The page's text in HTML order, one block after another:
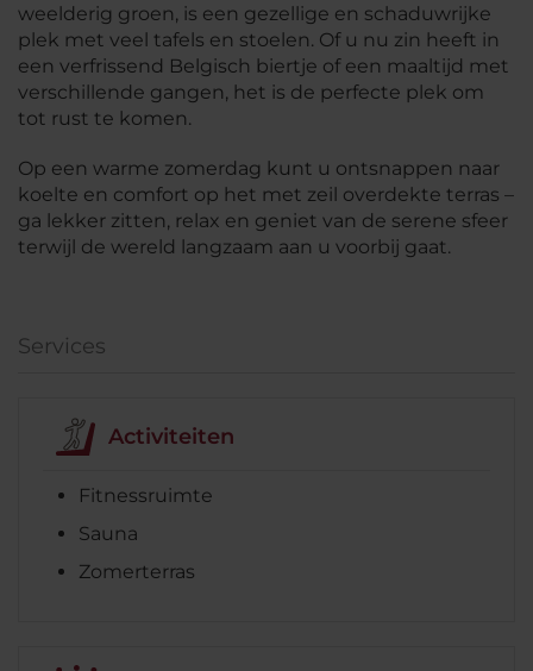
weelderig groen, is een gezellige en schaduwrijke
plek met veel tafels en stoelen. Of u nu zin heeft in
een verfrissend Belgisch biertje of een maaltijd met
verschillende gangen, het is de perfecte plek om
tot rust te komen.
Op een warme zomerdag kunt u ontsnappen naar
koelte en comfort op het met zeil overdekte terras –
ga lekker zitten, relax en geniet van de serene sfeer
terwijl de wereld langzaam aan u voorbij gaat.
Services
Activiteiten
Fitnessruimte
Sauna
Zomerterras